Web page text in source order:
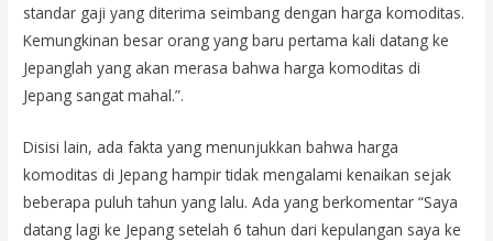
standar gaji yang diterima seimbang dengan harga komoditas.
Kemungkinan besar orang yang baru pertama kali datang ke
Jepanglah yang akan merasa bahwa harga komoditas di
Jepang sangat mahal.”.
Disisi lain, ada fakta yang menunjukkan bahwa harga
komoditas di Jepang hampir tidak mengalami kenaikan sejak
beberapa puluh tahun yang lalu. Ada yang berkomentar “Saya
datang lagi ke Jepang setelah 6 tahun dari kepulangan saya ke